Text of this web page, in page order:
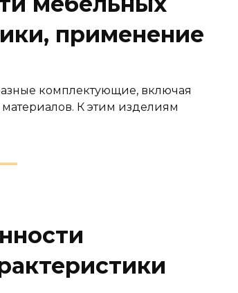
применение
комплектующие, включая
К этим изделиям